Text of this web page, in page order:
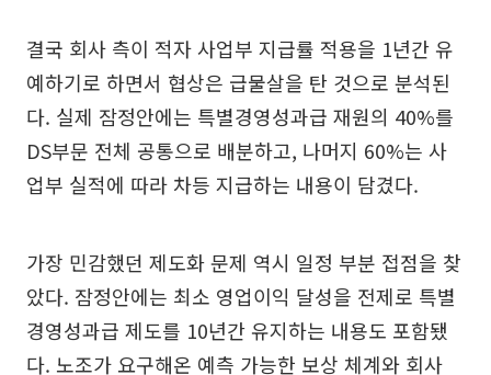
결국 회사 측이 적자 사업부 지급률 적용을 1년간 유
예하기로 하면서 협상은 급물살을 탄 것으로 분석된
다. 실제 잠정안에는 특별경영성과급 재원의 40%를
DS부문 전체 공통으로 배분하고, 나머지 60%는 사
업부 실적에 따라 차등 지급하는 내용이 담겼다.
가장 민감했던 제도화 문제 역시 일정 부분 접점을 찾
았다. 잠정안에는 최소 영업이익 달성을 전제로 특별
경영성과급 제도를 10년간 유지하는 내용도 포함됐
다. 노조가 요구해온 예측 가능한 보상 체계와 회사